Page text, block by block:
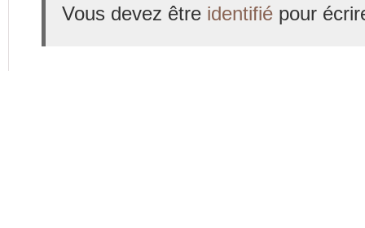
Vous devez être identifié pour